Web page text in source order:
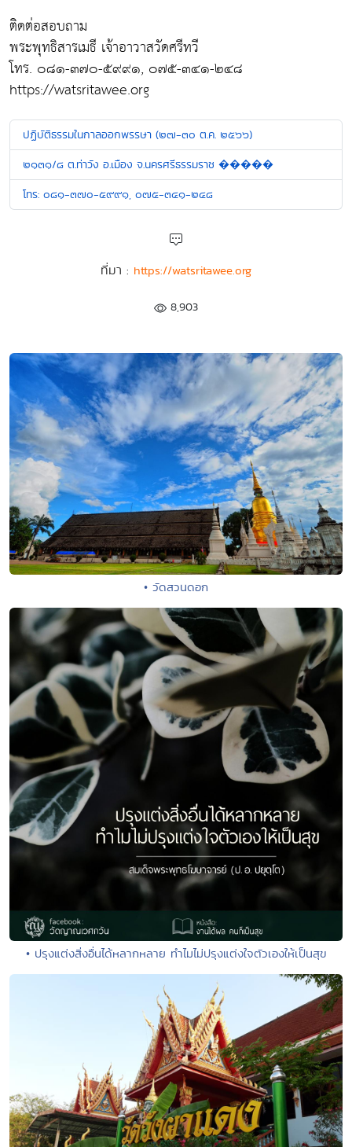
ติดต่อสอบถาม
พระพุทธิสารเมธี เจ้าอาวาสวัดศรีทวี
โทร. ๐๘๑-๓๗๐-๕๙๙๑, ๐๗๕-๓๔๑-๒๔๘
https://watsritawee.org
ปฏิบัติธรรมในกาลออกพรรษา (๒๗-๓๐ ต.ค. ๒๕๖๖)
๒๑๓๑/๘ ต.ท่าวัง อ.เมือง จ.นครศรีธรรมราช �����
โทร: ๐๘๑-๓๗๐-๕๙๙๑, ๐๗๕-๓๔๑-๒๔๘
ที่มา : https://watsritawee.org
8,903
• วัดสวนดอก
• ปรุงแต่งสิ่งอื่นได้หลากหลาย ทำไมไม่ปรุงแต่งใจตัวเองให้เป็นสุข